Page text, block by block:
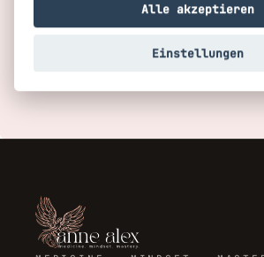
Du hast noch kein
JETZT
Alle akzeptieren
Einstellungen